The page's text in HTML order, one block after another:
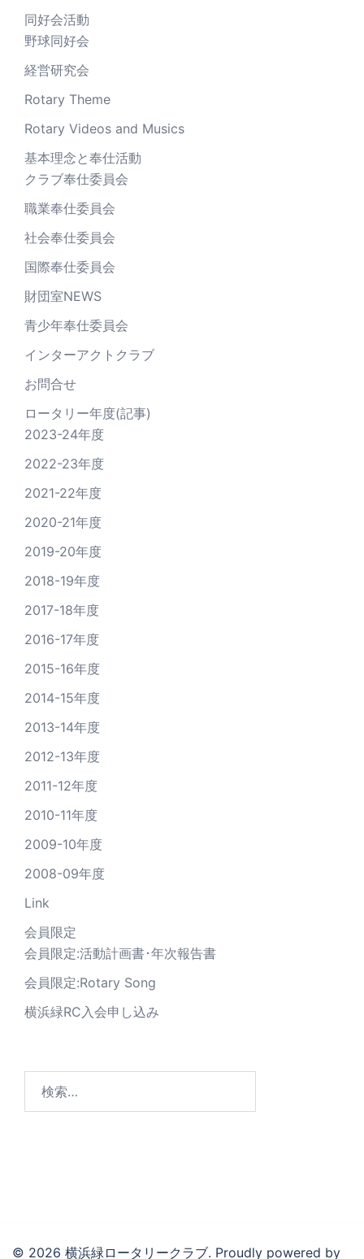
同好会活動
野球同好会
経営研究会
Rotary Theme
Rotary Videos and Musics
基本理念と奉仕活動
クラブ奉仕委員会
職業奉仕委員会
社会奉仕委員会
国際奉仕委員会
財団室NEWS
青少年奉仕委員会
インターアクトクラブ
お問合せ
ロータリー年度(記事)
2023-24年度
2022-23年度
2021-22年度
2020-21年度
2019-20年度
2018-19年度
2017-18年度
2016-17年度
2015-16年度
2014-15年度
2013-14年度
2012-13年度
2011-12年度
2010-11年度
2009-10年度
2008-09年度
Link
会員限定
会員限定:活動計画書･年次報告書
会員限定:Rotary Song
横浜緑RC入会申し込み
© 2026 横浜緑ロータリークラブ. Proudly powered by